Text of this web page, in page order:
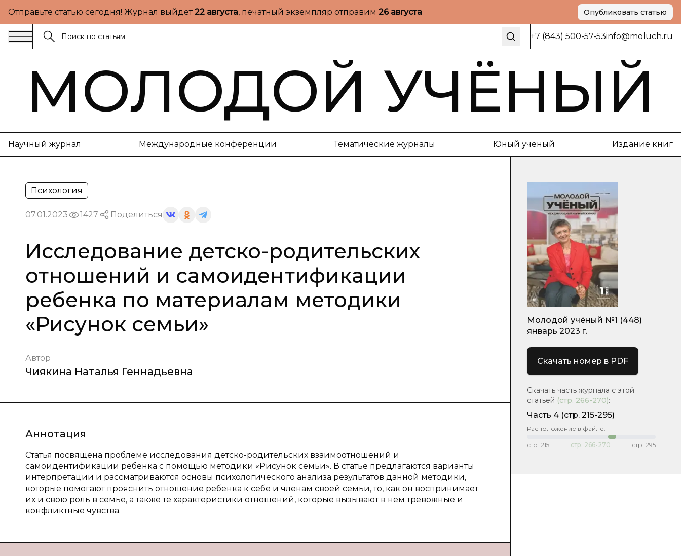
Отправьте статью сегодня! Журнал выйдет22 августа, печатный экземпляр отправим 26 августа Опубликовать статью
+7 (843) 500-57-53info@moluch.ru
МОЛОДОЙ УЧЁНЫЙ
Научный журнал Международные конференции Тематические журналы Юный ученый Издание книг
Психология
07.01.2023 1427 Поделиться
Исследование детско-родительских
отношений и самоидентификации
ребенка по материалам методики
«Рисунок семьи»
Автор
Чиякина Наталья Геннадьевна
Аннотация
Статья посвящена проблеме исследования детско-родительских взаимоотношений и
самоидентификации ребенка с помощью методики «Рисунок семьи». В статье предлагаются варианты
интерпретации и рассматриваются основы психологического анализа результатов данной методики,
которые помогают прояснить отношение ребенка к себе и членам своей семьи, то, как он воспринимает
их и свою роль в семье, а также те характеристики отношений, которые вызывают в нем тревожные и
конфликтные чувства.
Молодой учёный №1 (448)
январь 2023 г.
Скачать номер в PDF
Скачать часть журнала с этой
статьей (стр. 266-270):
Часть 4 (стр. 215-295)
Расположение в файле:
стр. 215 стр. 266-270 стр. 295